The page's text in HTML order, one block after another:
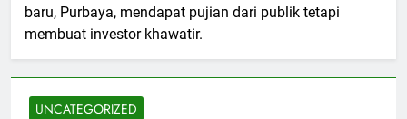
baru, Purbaya, mendapat pujian dari publik tetapi
membuat investor khawatir.
UNCATEGORIZED